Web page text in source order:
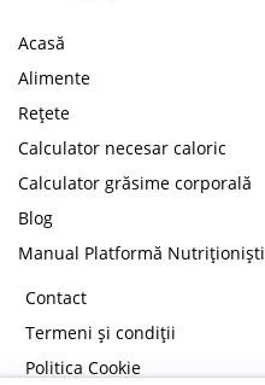
Acasă
Alimente
Rețete
Calculator necesar caloric
Calculator grăsime corporală
Blog
Manual Platformă Nutriționiști
Contact
Termeni și condiții
Politica Cookie